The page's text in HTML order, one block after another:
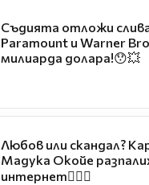
Съдията отложи
Paramount и Warner
милиарда долара!😯💥
Любов или скандал?
Мадука Окойе
интернет❤️‍🔥🔥